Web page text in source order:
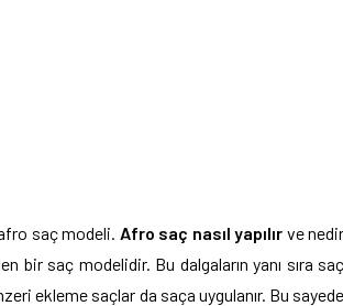
saç modeli. Afro saç nasıl yapılır ve nedir
bir saç modelidir. Bu dalgaların yanı sıra saç
ekleme saçlar da saça uygulanır. Bu sayede